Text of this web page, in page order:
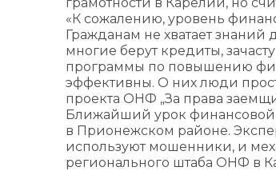
«К сожалению, уровень
Гражданам не хватает
многие берут кредиты,
программы по повышению
эффективны. О них люди
проекта ОНФ „За права
Ближайший урок финансовой
в Прионежском районе.
используют мошенники, и
регионального штаба ОНФ в